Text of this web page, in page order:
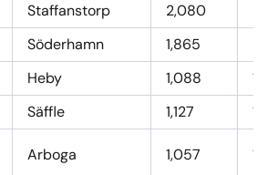
Staffanstorp 2,080
Söderhamn 1,865
Heby 1,088
Säffle 1,127
Arboga 1,057